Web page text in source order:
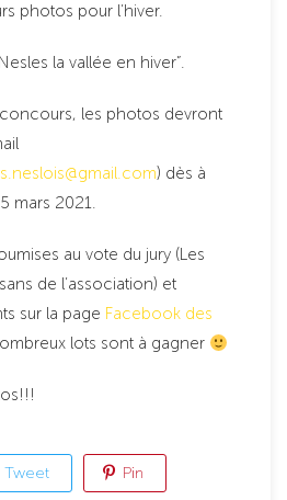
photos pour l’hiver.
la vallée en hiver”.
les photos devront
) dès à
mars 2021.
au vote du jury (Les
de l’association) et
sur la page Facebook des
lots sont à gagner
Tweet Pin